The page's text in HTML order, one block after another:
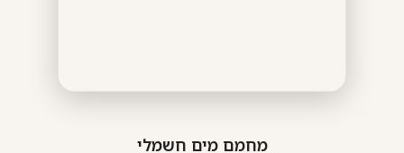
מחמם מים חשמלי